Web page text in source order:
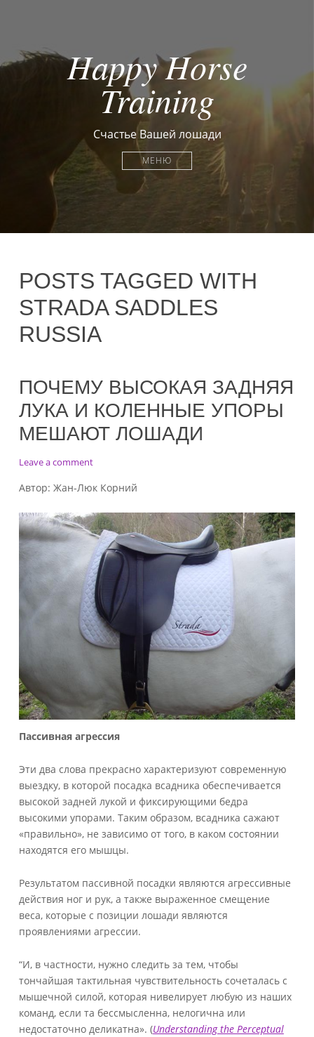
Happy Horse
Training
Счастье Вашей лошади
МЕНЮ
POSTS TAGGED WITH
STRADA SADDLES
RUSSIA
ПОЧЕМУ ВЫСОКАЯ ЗАДНЯЯ
ЛУКА И КОЛЕННЫЕ УПОРЫ
МЕШАЮТ ЛОШАДИ
Leave a commenton
высокая
лука
и
коленные
упоры
мешают
лошади
Автор: Жан-Люк Корний
Пассивная агрессия
Эти два слова прекрасно характеризуют современную
выездку, в которой посадка всадника обеспечивается
высокой задней лукой и фиксирующими бедра
высокими упорами. Таким образом, всадника сажают
«правильно», не зависимо от того, в каком состоянии
находятся его мышцы.
Результатом пассивной посадки являются агрессивные
действия ног и рук, а также выраженное смещение
веса, которые с позиции лошади являются
проявлениями агрессии.
“И, в частности, нужно следить за тем, чтобы
тончайшая тактильная чувствительность сочеталась с
мышечной силой, которая нивелирует любую из наших
команд, если та бессмысленна, нелогична или
недостаточно деликатна». (Understanding the Perceptual